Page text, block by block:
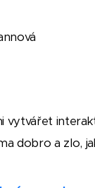
vytvářet
dobro a zlo,